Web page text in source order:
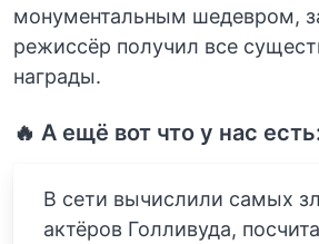
монументальным шедевром,
режиссёр получил все
награды.
🔥 А ещё вот что у нас
В сети вычислили самых
актёров Голливуда,